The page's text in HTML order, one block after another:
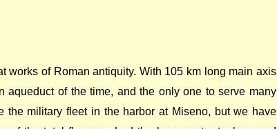
works of Roman antiquity. With 105 km long main axis
of the time, and the only one to serve many
military fleet in the harbor at Miseno, but we have